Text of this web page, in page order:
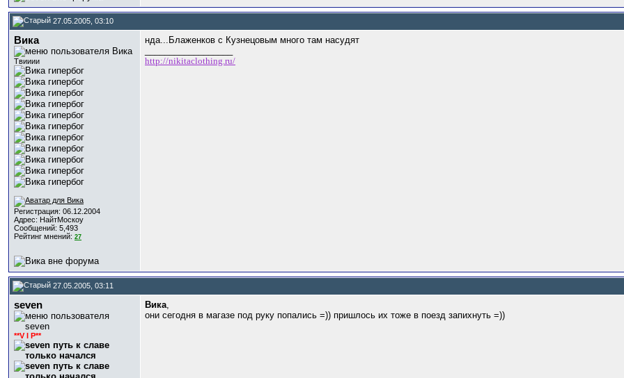
27.05.2005, 03:10
Вика
Твииии
Регистрация: 06.12.2004
Адрес: НайтМоскоу
Сообщений: 5,493
Рейтинг мнений: 27
нда...Блаженков с Кузнецовым много там насудят
http://nikitaclothing.ru/
27.05.2005, 03:11
seven
**V I P**
Вика,
они сегодня в магазе под руку попались =)) пришлось их тоже в поезд запихнуть =))